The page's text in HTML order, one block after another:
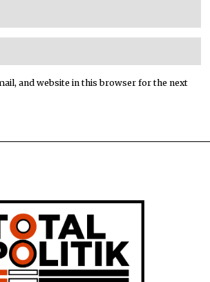
and website in this browser for the next